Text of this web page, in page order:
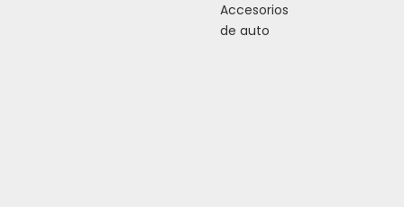
Accesorios
de auto